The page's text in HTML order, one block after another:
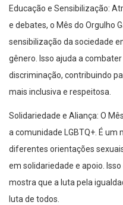
Educação e Sensibilização:
e debates, o Mês do Orgulho
sensibilização da sociedade
gênero. Isso ajuda a
discriminação, contribuindo
mais inclusiva e respeitosa.
Solidariedade e Aliança: O
a comunidade LGBTQ+. É
diferentes orientações
em solidariedade e apoio.
mostra que a luta pela
luta de todos.